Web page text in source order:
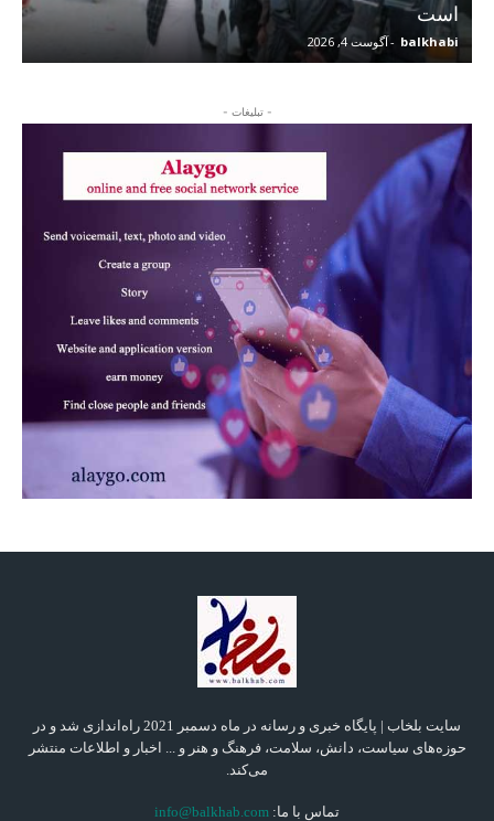
است
balkhabi
-آگوست 4, 2026
- تبلیغات -
سایت بلخاب | پایگاه خبری و رسانه در ماه دسمبر 2021 راه‌اندازی شد و در
حوزه‌های سیاست، دانش، سلامت، فرهنگ و هنر و ... اخبار و اطلاعات منتشر
می‌کند.
تماس با ما: info@balkhab.com